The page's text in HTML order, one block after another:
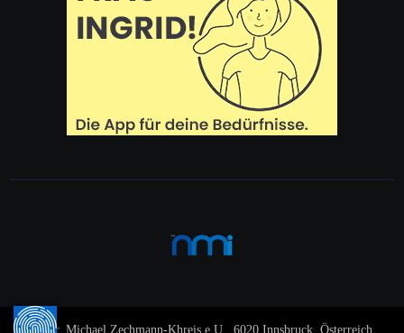
© Dr. Michael Zechmann-Khreis e.U., 6020 Innsbruck, Österreich